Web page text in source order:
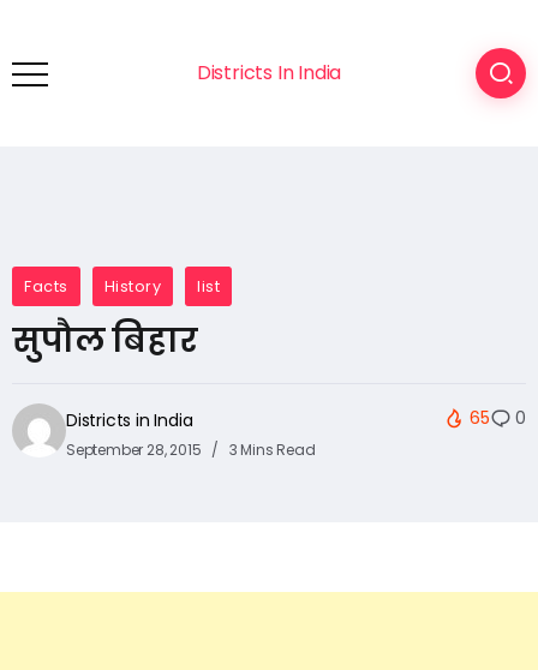
Districts In India
Facts History list
सुपौल बिहार
Districts in India
September 28, 2015 3 Mins Read
65 0